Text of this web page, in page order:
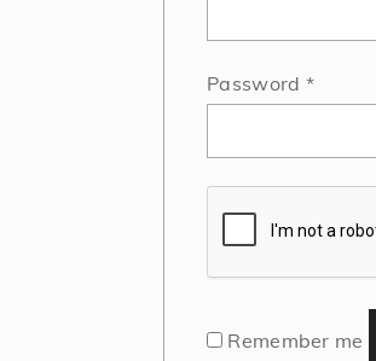
Password *
Remember me